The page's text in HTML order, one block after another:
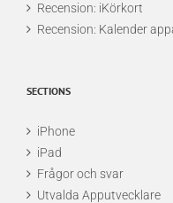
Recension: iKörkort
Recension: Kalender
SECTIONS
iPhone
iPad
Frågor och svar
Utvalda Apputvecklare